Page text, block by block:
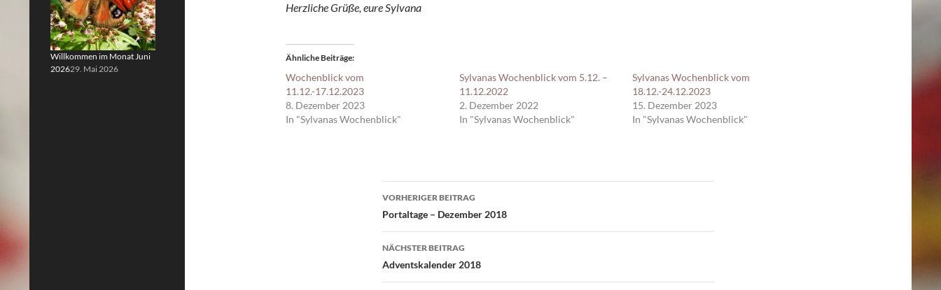
Herzliche Grüße, eure Sylvana
Ähnliche Beiträge
Wochenblick vom
11.12.-17.12.2023
8. Dezember 2023
In "Sylvanas Wochenblick"
Sylvanas Wochenblick vom 5.12. –
11.12.2022
2. Dezember 2022
In "Sylvanas Wochenblick"
Sylvanas Wochenblick vom
18.12.-24.12.2023
15. Dezember 2023
In "Sylvanas Wochenblick"
Beitragsnavigation
VORHERIGER BEITRAG
Portaltage – Dezember 2018
NÄCHSTER BEITRAG
Adventskalender 2018
Willkommen im Monat Juni
202629. Mai 2026